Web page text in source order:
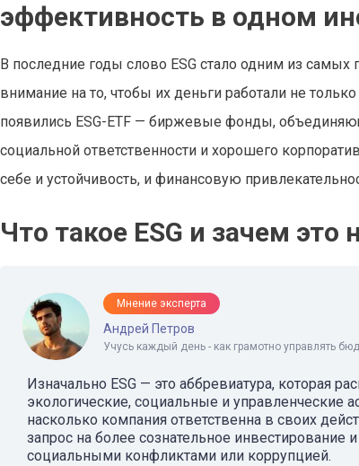
эффективность в одном
В последние годы слово ESG стало одним из
внимание на то, чтобы их деньги работали не
появились ESG-ETF — биржевые фонды,
социальной ответственности и хорошего
себе и устойчивость, и финансовую
Что такое ESG и зачем это
Мнение эксперта
Андрей Петров
Учусь каждый день - как грамотно управлять
Изначально ESG — это аббревиатура, которая
экологические, социальные и управленческие
насколько компания ответственна в своих
запрос на более сознательное
социальными конфликтами или коррупцией.